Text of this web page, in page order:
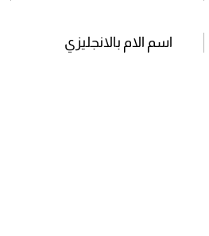
اسم الام بالانجليزي